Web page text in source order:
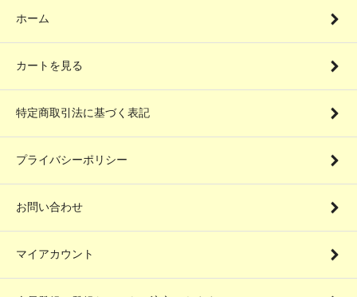
ホーム
カートを見る
特定商取引法に基づく表記
プライバシーポリシー
お問い合わせ
マイアカウント